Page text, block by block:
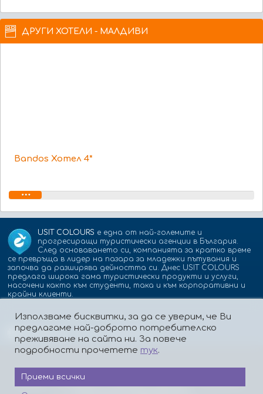
ДРУГИ ХОТЕЛИ - МАЛДИВИ
Bandos Хотел 4*
USIT COLOURS е една от най-големите и
прогресиращи туристически агенции в България.
След основаването си, компанията за кратко време
се превръща в лидер на пазара за младежки пътувания и
започва да разширява дейността си. Днес USIT COLOURS
предлага широка гама туристически продукти и услуги,
насочени както към студенти, така и към корпоративни и
крайни клиенти.
Партньори: isic.bg dskbank.bg
За нас Контакти
Използваме бисквитки, за да се уверим, че Ви
предлагаме най-доброто потребителско
преживяване на сайта ни. За повече
подробности прочетете тук.
Приеми всички